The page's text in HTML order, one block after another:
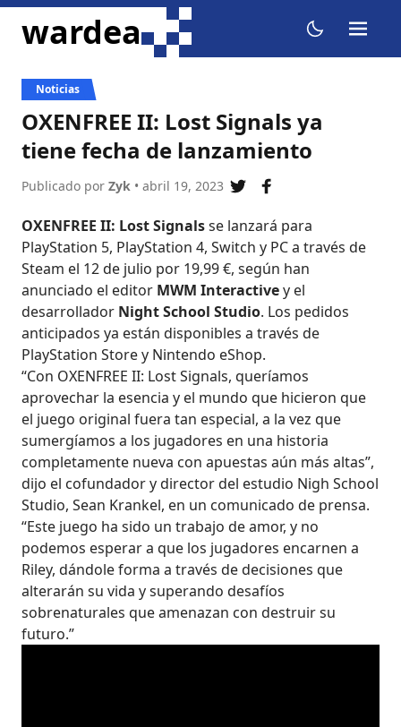
ir al contenido
wardea dark mode
menu
Noticias
OXENFREE II: Lost Signals ya
tiene fecha de lanzamiento
Publicado por Zyk • abril 19, 2023
compartir en twitter
compartir en
OXENFREE II: Lost Signalsse lanzará para
PlayStation 5, PlayStation 4, Switch y PC a través de
Steam el 12 de julio por 19,99 €, según han
anunciado el editor MWM Interactivey el
desarrollador Night School Studio. Los pedidos
anticipados ya están disponibles a través de
PlayStation Store y Nintendo eShop.
“Con OXENFREE II: Lost Signals, queríamos
aprovechar la esencia y el mundo que hicieron que
el juego original fuera tan especial, a la vez que
sumergíamos a los jugadores en una historia
completamente nueva con apuestas aún más altas”,
dijo el cofundador y director del estudio Nigh School
Studio, Sean Krankel, en un comunicado de prensa.
“Este juego ha sido un trabajo de amor, y no
podemos esperar a que los jugadores encarnen a
Riley, dándole forma a través de decisiones que
alterarán su vida y superando desafíos
sobrenaturales que amenazan con destruir su
futuro.”